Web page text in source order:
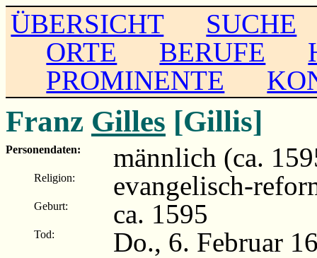
ÜBERSICHT
SUCHE
ORTE
BERUFE
PROMINENTE
Franz Gilles [Gillis]
Personendaten: männlich (ca.
Religion: evangelisch-
Geburt: ca. 1595
Tod: Do., 6. Februar